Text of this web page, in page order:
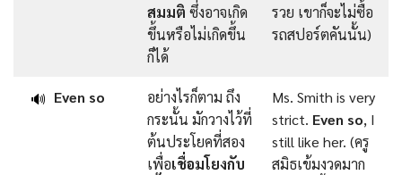
สมมติ ซึ่งอาจเกิด
ขึ้นหรือไม่เกิดขึ้น
ก็ได้
รวย เขาก็จะไม่ซื้อ
รถสปอร์ตคันนั้น)
🔊 Even so
อย่างไรก็ตาม ถึง
กระนั้น มักวางไว้ที่
ต้นประโยคที่สอง
เพื่อเชื่อมโยงกับ
Ms. Smith is very
strict. Even so, I
still like her. (ครู
สมิธเข้มงวดมาก